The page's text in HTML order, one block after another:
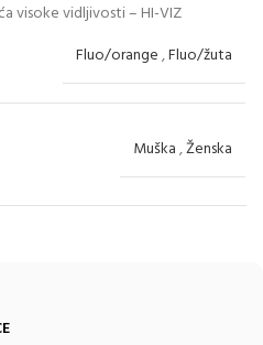
visoke vidljivosti – HI-VIZ
Fluo/orange,Fluo/žuta
Muška,Ženska